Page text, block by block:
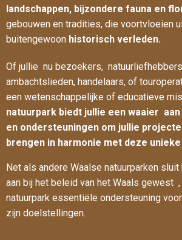
landschappen, bijzondere fauna en
gebouwen en tradities, die voortvloeien
buitengewoon historisch verleden.
Of jullie nu bezoekers,
ambachtslieden, handelaars, of
een wetenschappelijke of educatieve
natuurpark biedt jullie een waaier
en ondersteuningen om jullie
brengen in harmonie met deze
Net als andere Waalse natuurparken
aan bij het beleid van het Waals gewest
natuurpark essentiële ondersteuning
zijn doelstellingen.